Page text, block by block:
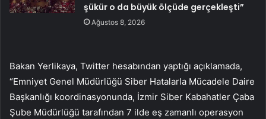
şükür o da büyük ölçüde gerçekleşti”
Ağustos 8, 2026
Bakan Yerlikaya, Twitter hesabından yaptığı açıklamada,
“Emniyet Genel Müdürlüğü Siber Hatalarla Mücadele Daire
Başkanlığı koordinasyonunda, İzmir Siber Kabahatler Çaba
Şube Müdürlüğü tarafından 7 ilde eş zamanlı operasyon